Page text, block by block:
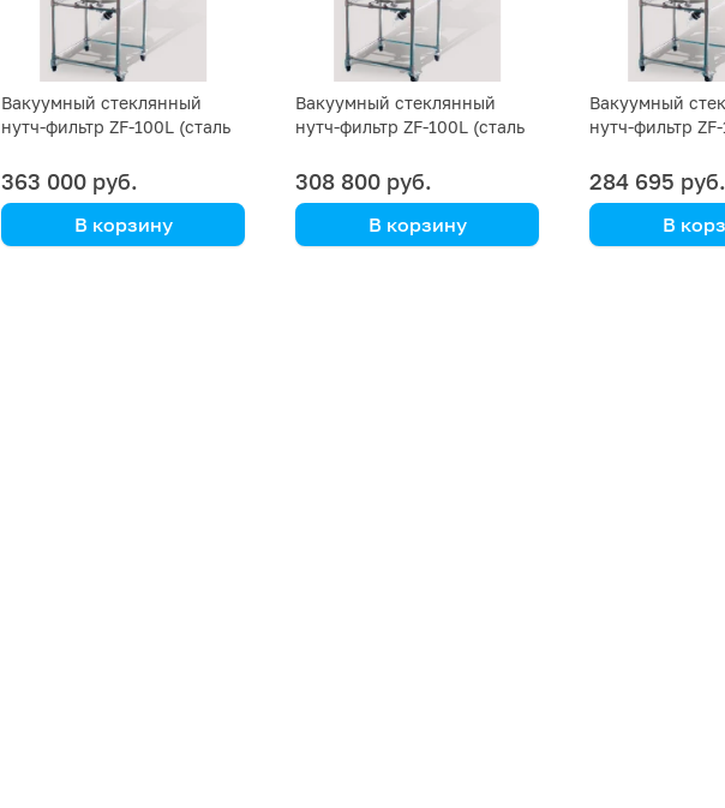
Вакуумный стеклянный
нутч-фильтр ZF-100L (сталь
363 000 руб.
В корзину
Вакуумный стеклянный
нутч-фильтр ZF-100L (сталь
308 800 руб.
В корзину
Вакуумный
нутч-фильтр
284 695 руб.
В